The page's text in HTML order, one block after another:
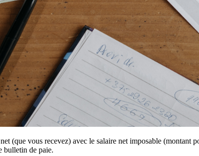
(que vous recevez) avec le salaire net imposable
bulletin de paie.